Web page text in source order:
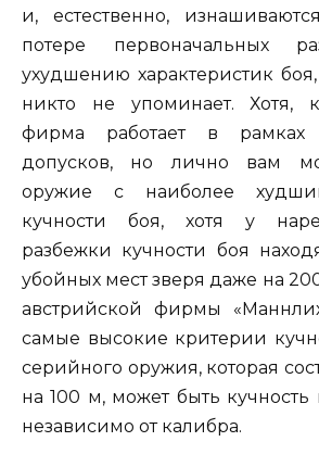
и, естественно,
потере первоначальных
ухудшению характеристик
никто не упоминает. Хотя,
фирма работает в рамках
допусков, но лично вам
оружие с наиболее
кучности боя, хотя у
разбежки кучности боя
убойных мест зверя даже на
австрийской фирмы
самые высокие критерии
серийного оружия, которая
на 100 м, может быть
независимо от калибра.